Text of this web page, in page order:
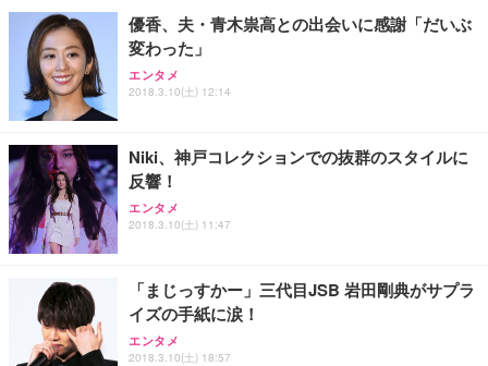
優香、夫・青木祟高との出会いに感謝「だいぶ
変わった」
エンタメ
2018.3.10(土) 12:14
Niki、神戸コレクションでの抜群のスタイルに
反響！
エンタメ
2018.3.10(土) 11:47
「まじっすかー」三代目JSB 岩田剛典がサプラ
イズの手紙に涙！
エンタメ
2018.3.10(土) 18:57